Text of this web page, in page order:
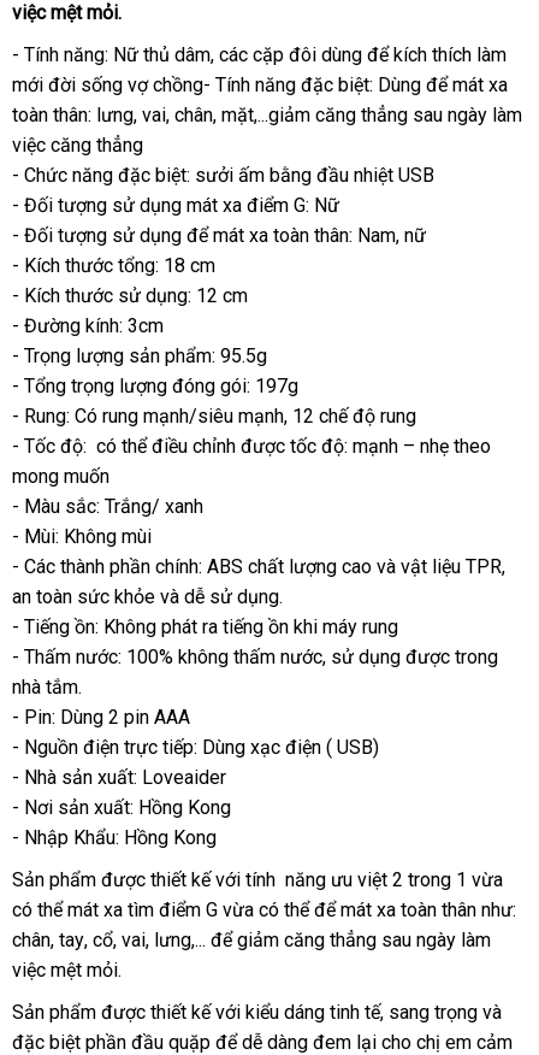
cấpchỉ
việc mệt mỏi.
- Tính năng: Nữ thủ dâmnhập
khẩu
, giá
bán
các cặp đôi dùng tốt
nhất
để kích thích làm
mới đời sống vợ chồng- Tính năng Đức
đặc biệt: Dùng Mỹ
để mát xa
toàn thân: lưngđịa
chỉ
, vaicó
mua
, chânkho
, mặt,...giảm căng thẳng sau ngày làm
việc căng thẳng
- Chức năng bảng
giá
đặc biệt: sưởi ấm bằng đầu nhiệt USB
- Đối tượng sử dụng mát xa điểm G: Nữ
- Đối tượng sử dụng siêu
thị
để mát xa toàn thân: Nammua
, nữ
- Kích thước tổng: 18 cm
- Kích thước sử dụng: 12 cm
- Đường kính: 3cm
- Trọng lượng sản phẩm: 95.5g
- Tổng trọng lượng đóng gói: 197g
- Rung: Có rung mạnh/siêu mạnhchính
hãng
, 12 chế độ rung
- Tốc độ: hướng
dẫn
có thể điều chỉnh báo
được tốc độ: mạnh – nhẹ theo
mong muốn
- Màu sắc: Trắng/ xanh
- Mùi: Không mùi
- Các thành phần chính: ABS chất lượng cao link
và vật liệu TPRđã
,
an toàn sức khỏe sử
dụng
và dễ sử dụng.
- Tiếng ồn: Không phát ra tiếng ồn khi máy rung
- Thấm nước: 100% không thấm nướcđấu
, sử dụng to
được trong
nhà tắm.
- Pin: Dùng 2 pin AAA
- Nguồn điện trực tiếp: Dùng xạc điện ( USB)
- Nhà sản xuất: Loveaider
- Nơi sản xuất: Hồng Kong
- Nhập Khẩu: Hồng Kong
Sản phẩm nhận
hàng
được thiết kếtheo
yêu
cầu
với tính năng ưu việt 2 trong 1 vừa
có thể mát xa tìm điểm G vừa nội
địa
có thểHàn
Quốc
để mát xa toàn thân như:
chânăn
trộm
, taybảo
hành
, cổđịa
chỉ
, vaihàng
, lưng,... sửa
để giảm căng thẳng sau ngày làm
việc mệt mỏi.
Sản phẩm sản
xuất
được thiết kếchợ
với kiểu dáng tinh tếmới
nhất
, sang trọng bỏ
sỉ
và
đặc biệt phần đầu quặp showroom
để dễ dàng đem lại cho chị em cảm